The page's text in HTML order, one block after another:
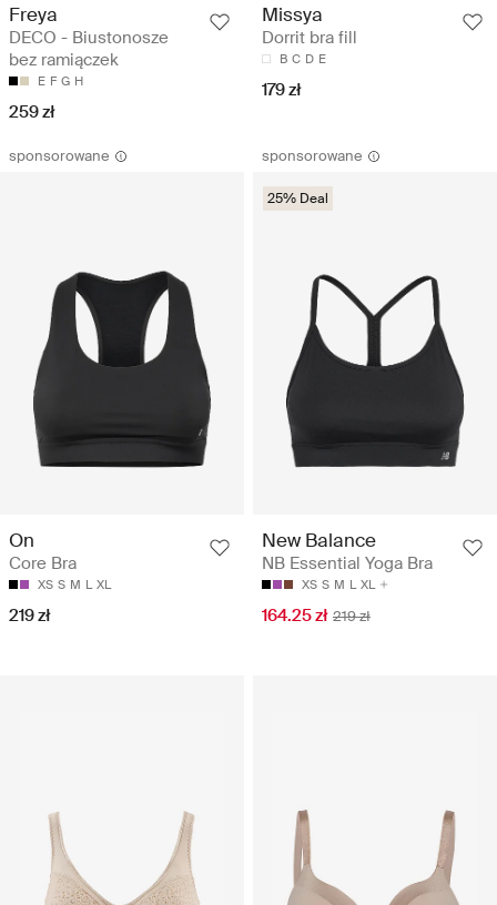
Freya
DECO - Biustonosze
bez ramiączek
E F G H
259 zł
Missya
Dorrit bra fill
B C D E
179 zł
sponsorowane
On
Core Bra
XS S M L XL
219 zł
sponsorowane
25% Deal
New Balance
NB Essential Yoga Bra
XS S M L XL
164.25 zł 219 zł